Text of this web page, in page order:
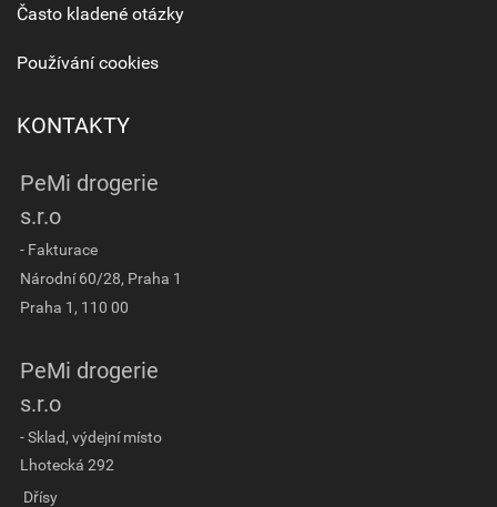
Často kladené otázky
Používání cookies
KONTAKTY
PeMi drogerie
s.r.o
- Fakturace
Národní 60/28, Praha 1
Praha 1, 110 00
PeMi drogerie
s.r.o
- Sklad, výdejní místo
Lhotecká 292
Dřísy